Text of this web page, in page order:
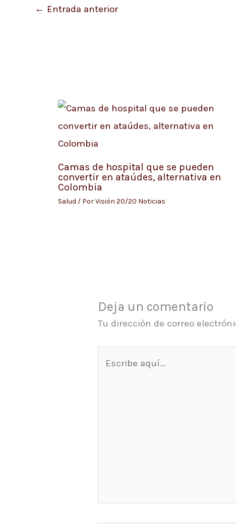
← Entrada anterior
Camas de hospital que se pueden
convertir en ataúdes, alternativa en
Colombia
Salud / PorVisión 20/20 Noticias
Deja un comentario
Tu dirección de correo